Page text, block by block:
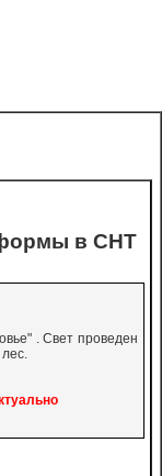
формы в СНТ
. Свет проведен